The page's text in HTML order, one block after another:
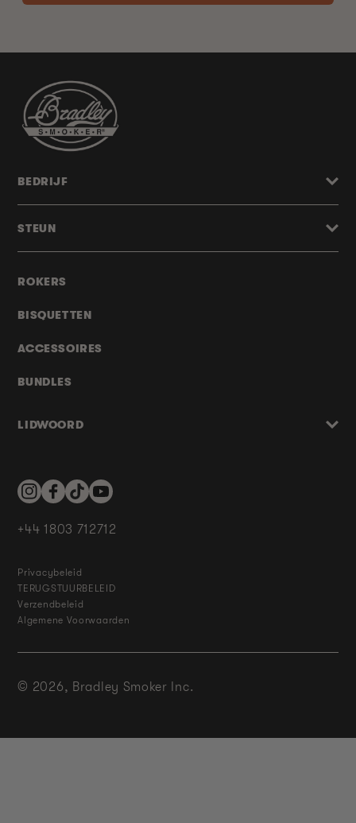
ROKERS
BISQUETTEN
ACCESSOIRES
BUNDLES
LIDWOORD
BEDRIJF
STEUN
InstagramFacebookTikTokYouTube
+44 1803 712712
Privacybeleid
TERUGSTUURBELEID
Verzendbeleid
Algemene Voorwaarden
© 2026, Bradley Smoker Inc.